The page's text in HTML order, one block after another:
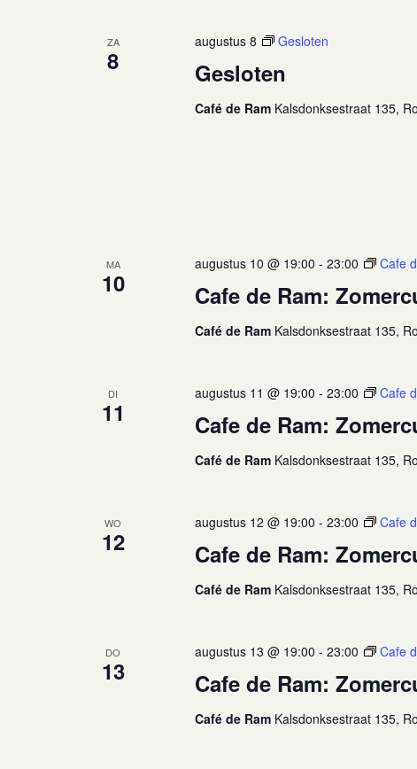
ZA
8 Gesloten
augustus 8 Gesloten
Café de Ram Kalsdonksestraat 135,
MA
10 Cafe de Ram:
augustus 10 @ 19:00 - 23:00 Cafe
Café de Ram Kalsdonksestraat 135,
DI
11 Cafe de Ram:
augustus 11 @ 19:00 - 23:00 Cafe
Café de Ram Kalsdonksestraat 135,
WO
12 Cafe de Ram:
augustus 12 @ 19:00 - 23:00 Cafe
Café de Ram Kalsdonksestraat 135,
DO
13 Cafe de Ram:
augustus 13 @ 19:00 - 23:00 Cafe
Café de Ram Kalsdonksestraat 135,